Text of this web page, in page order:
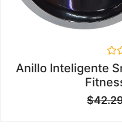
en
0
de
5
Anillo Inteligente
$